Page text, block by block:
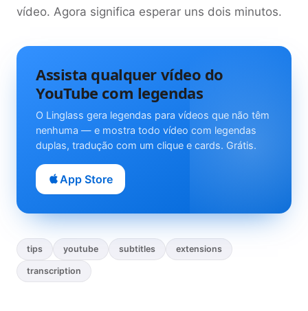
vídeo. Agora significa esperar uns dois minutos.
Assista qualquer vídeo do
YouTube com legendas
O Linglass gera legendas para vídeos que não têm
nenhuma — e mostra todo vídeo com legendas
duplas, tradução com um clique e cards. Grátis.
App Store
tips youtube subtitles extensions
transcription